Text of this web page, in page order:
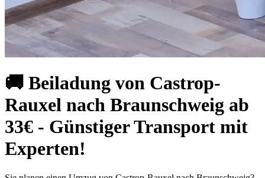
🚚 Beiladung von Castrop-
Rauxel nach Braunschweig ab
33€ - Günstiger Transport mit
Experten!